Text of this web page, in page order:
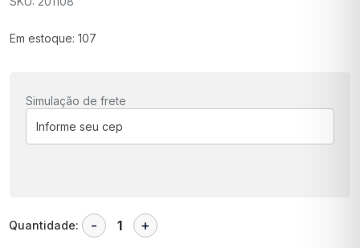
Em estoque: 107
Simulação de frete
Quantidade: